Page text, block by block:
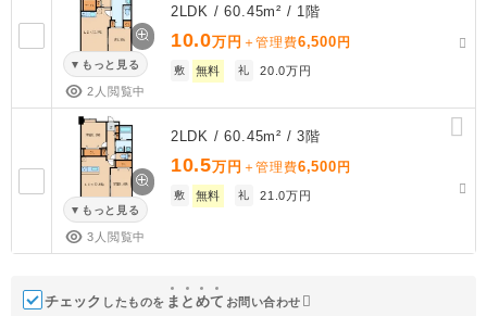
もっと見る
2人閲覧中
2LDK / 60.45m² / 1階
10.0万円 ＋管理費6,500 円
敷 無料 礼 20.0万円
もっと見る
3人閲覧中
2LDK / 60.45m² / 3階
10.5万円 ＋管理費6,500 円
敷 無料 礼 21.0万円
チェック したものを ま と めて お問い合わせ